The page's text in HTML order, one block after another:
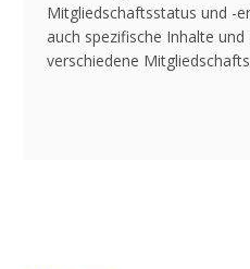
Mitgliedschaftsstatus und -
auch spezifische Inhalte
verschiedene